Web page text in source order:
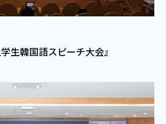
生韓国語スピーチ大会』